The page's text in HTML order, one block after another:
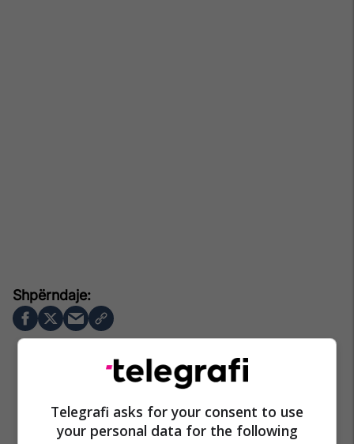
Telegrafi asks for your consent to use
your personal data for the following